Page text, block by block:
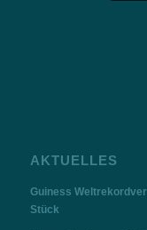
AKTUELLES
Guiness
Stück